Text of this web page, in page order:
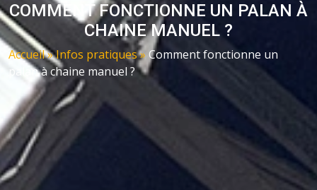
COMMENT FONCTIONNE UN PALAN À
CHAINE MANUEL ?
Accueil»Infos pratiques» Comment fonctionne un
palan à chaine manuel ?